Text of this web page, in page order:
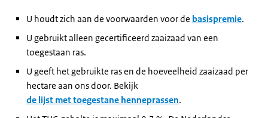
U houdt zich aan de voorwaarden voor de basispremie.
U gebruikt alleen gecertificeerd zaaizaad van een
toegestaan ras.
U geeft het gebruikte ras en de hoeveelheid zaaizaad per
hectare aan ons door. Bekijk
de lijst met toegestane henneprassen.